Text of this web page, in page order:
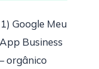
Google Meu
Business
orgânico